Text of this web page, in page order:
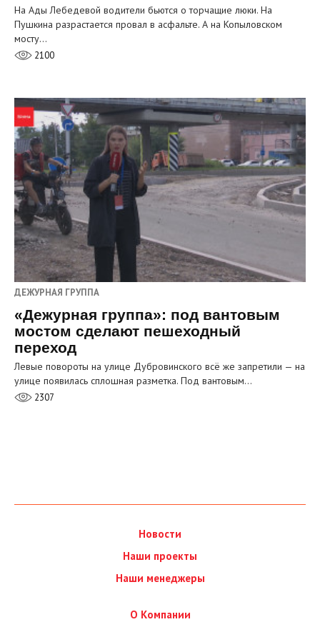
На Ады Лебедевой водители бьются о торчащие люки. На
Пушкина разрастается провал в асфальте. А на Копыловском
мосту…
2100
ДЕЖУРНАЯ ГРУППА
«Дежурная группа»: под вантовым
мостом сделают пешеходный
переход
Левые повороты на улице Дубровинского всё же запретили — на
улице появилась сплошная разметка. Под вантовым…
2307
Новости
Наши проекты
Наши менеджеры
О Компании